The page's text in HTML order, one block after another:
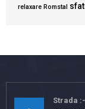
relaxare Romstal
Strada